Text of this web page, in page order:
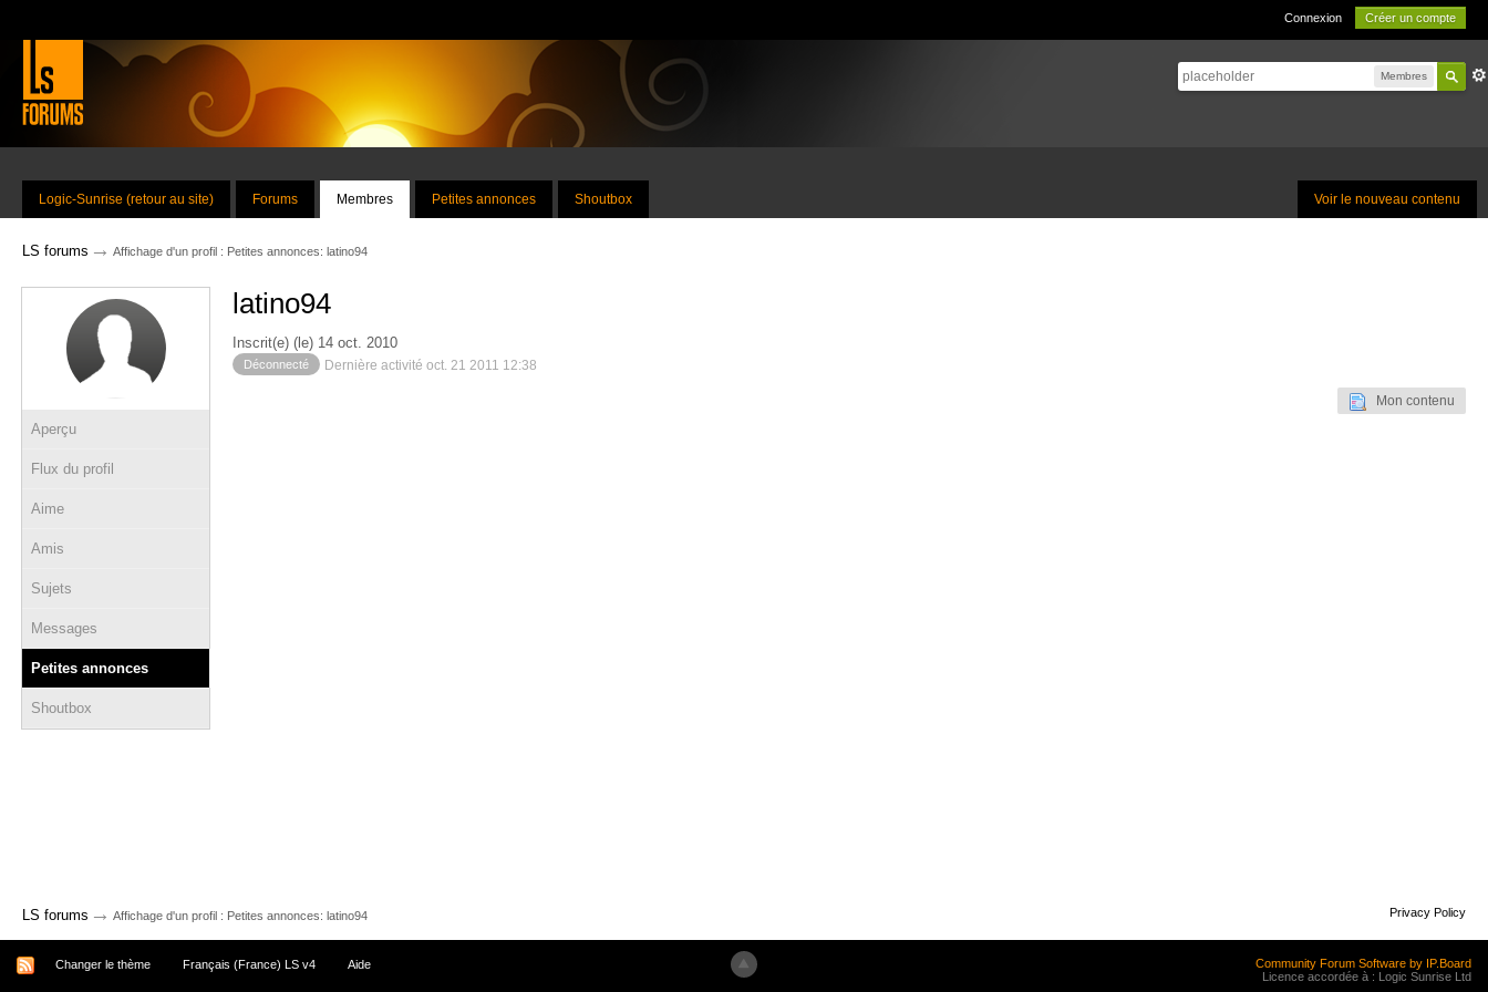
Connexion Créer un compte
Membres
Voir le nouveau contenu
Logic-Sunrise (retour au site) Forums Membres Petites annonces Shoutbox
LS forums → Affichage d'un profil : Petites annonces: latino94
Aperçu
Flux du profil
Aime
Amis
Sujets
Messages
Petites annonces
Shoutbox
latino94
Inscrit(e) (le) 14 oct. 2010
Déconnecté Dernière activité oct. 21 2011 12:38
Mon contenu
LS forums → Affichage d'un profil : Petites annonces: latino94 Privacy Policy
Changer le thème Français (France) LS v4 Aide
Community Forum Software by IP.Board
Licence accordée à : Logic Sunrise Ltd